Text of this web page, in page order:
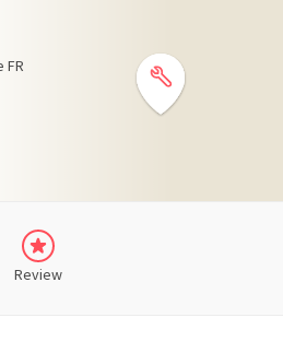
FR
Review